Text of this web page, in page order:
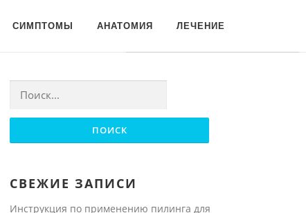
СИМПТОМЫ АНАТОМИЯ ЛЕЧЕНИЕ
Найти:
СВЕЖИЕ ЗАПИСИ
Инструкция по применению пилинга для
Для любых предложений по